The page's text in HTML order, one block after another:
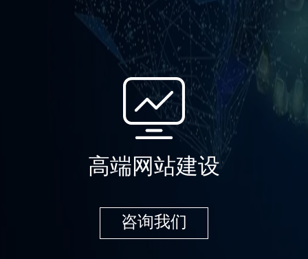
高端网站建设
咨询我们